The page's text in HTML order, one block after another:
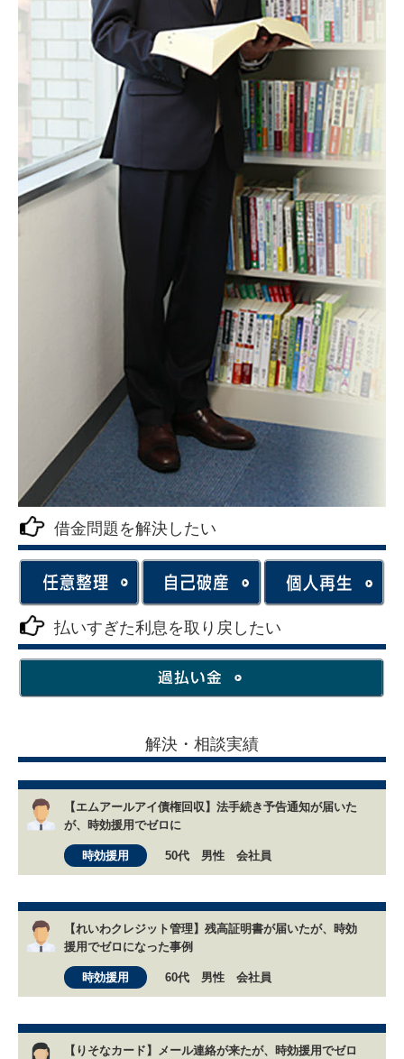
借金問題を解決したい
払いすぎた利息を取り戻したい
解決・相談実績
【エムアールアイ債権回収】法手続き予告通知が届いた
が、時効援用でゼロに
時効援用 50代 男性 会社員
【れいわクレジット管理】残高証明書が届いたが、時効
援用でゼロになった事例
時効援用 60代 男性 会社員
【りそなカード】メール連絡が来たが、時効援用でゼロ